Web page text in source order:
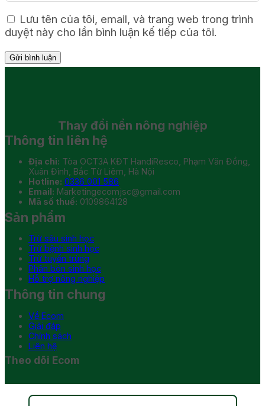
Lưu tên của tôi, email, và trang web trong trình
duyệt này cho lần bình luận kế tiếp của tôi.
Thay đổi nền nông nghiệp
Thông tin liên hệ
Địa chỉ: Tòa OCT3A KĐT HandiResco, Phạm Văn Đồng,
Xuân Đỉnh, Bắc Từ Liêm, Hà Nội
Hotline: 0336 001 586
Email: Marketingecomjsc@gmail.com
Mã số thuế: 0109864128
Sản phẩm
Trừ sâu sinh học
Trừ bệnh sinh học
Trừ tuyến trùng
Phân bón sinh học
Hỗ trợ nông nghiệp
Thông tin chung
Về Ecom
Giải đáp
Chính sách
Liên hệ
Theo dõi Ecom
Tìm